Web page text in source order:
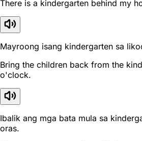
There is a kindergarten behind my
Mayroong isang kindergarten sa
Bring the children back from the
o'clock.
Ibalik ang mga bata mula sa
oras.